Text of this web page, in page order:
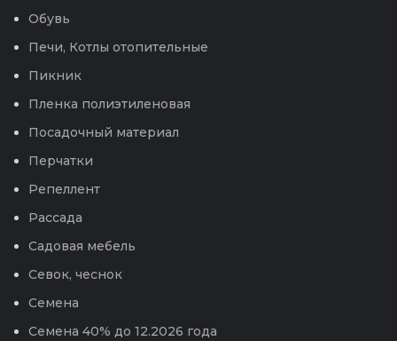
Обувь
Печи, Котлы отопительные
Пикник
Пленка полиэтиленовая
Посадочный материал
Перчатки
Репеллент
Рассада
Садовая мебель
Севок, чеснок
Семена
Семена 40% до 12.2026 года